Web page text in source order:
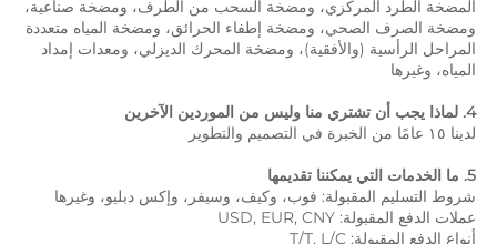
المياه، وغيرها
4. لماذا يجب أن تشتري منا وليس من الموردين الآخرين
لدينا ١٥ عامًا من الخبرة في التصميم والتطوير
5. ما الخدمات التي يمكننا تقديمها
شروط التسليم المقبولة: فوب، وكيف، وسيفر، وإكس دبليو، وغيرها
عملات الدفع المقبولة: USD, EUR, CNY
أنواع الدفع المقبولة: T/T, L/C